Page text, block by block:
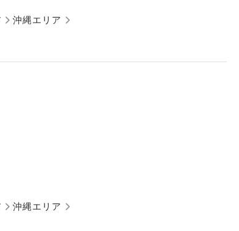
沖縄エリア
沖縄エリア